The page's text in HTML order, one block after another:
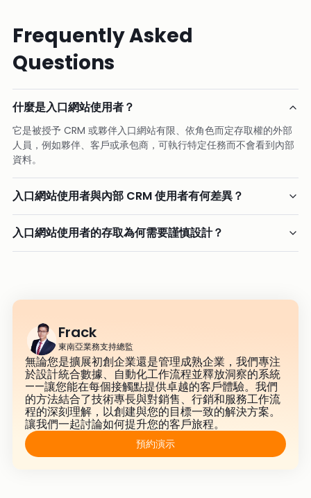
Frequently Asked
Questions
什麼是入口網站使用者？
它是被授予 CRM 或夥伴入口網站有限、依角色而定存取權的外部
人員，例如夥伴、客戶或承包商，可執行特定任務而不會看到內部
資料。
入口網站使用者與內部 CRM 使用者有何差異？
入口網站使用者的存取為何需要謹慎設計？
Frack
東南亞業務支持總監
無論您是擴展初創企業還是管理成熟企業，我們專注
於設計統合數據、自動化工作流程並釋放洞察的系統
——讓您能在每個接觸點提供卓越的客戶體驗。我們
的方法結合了技術專長與對銷售、行銷和服務工作流
程的深刻理解，以創建與您的目標一致的解決方案。
讓我們一起討論如何提升您的客戶旅程。
預約演示